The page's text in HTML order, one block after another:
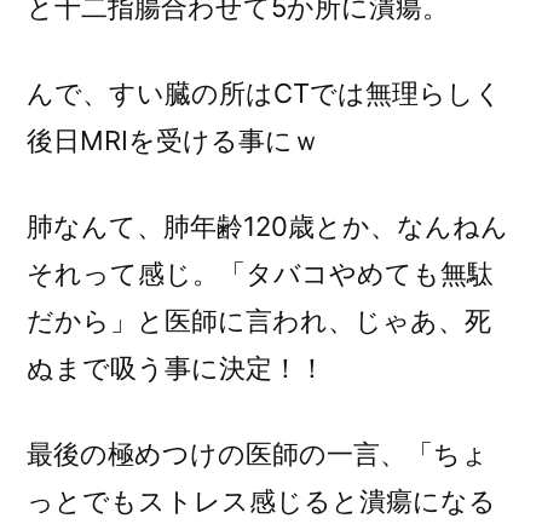
と十二指腸合わせて5か所に潰瘍。
んで、すい臓の所はCTでは無理らしく
後日MRIを受ける事にｗ
肺なんて、肺年齢120歳とか、なんねん
それって感じ。「タバコやめても無駄
だから」と医師に言われ、じゃあ、死
ぬまで吸う事に決定！！
最後の極めつけの医師の一言、「ちょ
っとでもストレス感じると潰瘍になる